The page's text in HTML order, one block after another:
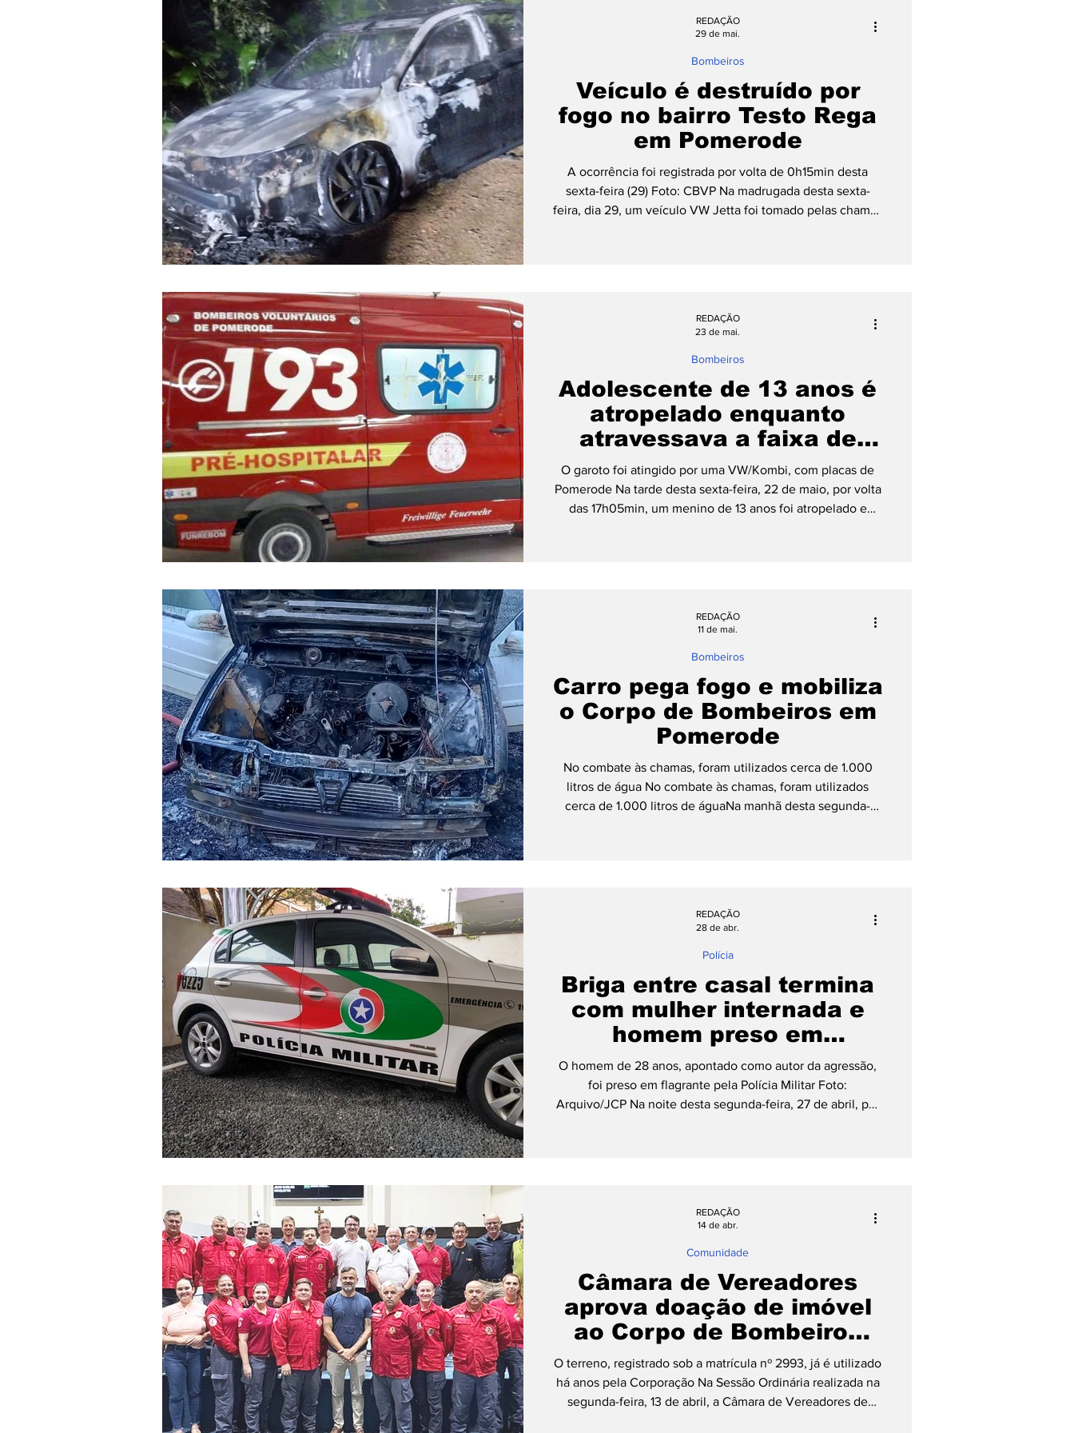
Fusion trafegava pela Rua Alex Wachholz e, ao entrar na
Veículo é destruído por
fogo no bairro Testo Rega
em Pomerode
A ocorrência foi registrada por volta de 0h15min desta
sexta-feira (29) Foto: CBVP Na madrugada desta sexta-
feira, dia 29, um veículo VW Jetta foi tomado pelas chamas
estavam fora do veículo e sem ferimentos quando os
Bombeiros
REDAÇÃO
29 de mai.
Adolescente de 13 anos é
atropelado enquanto
atravessava a faixa de
pedestres em Pomerode
O garoto foi atingido por uma VW/Kombi, com placas de
Pomerode Na tarde desta sexta-feira, 22 de maio, por volta
das 17h05min, um menino de 13 anos foi atropelado e
apresentava sinais de confusão mental, um corte
Bombeiros
REDAÇÃO
23 de mai.
Carro pega fogo e mobiliza
o Corpo de Bombeiros em
Pomerode
No combate às chamas, foram utilizados cerca de 1.000
litros de água No combate às chamas, foram utilizados
cerca de 1.000 litros de águaNa manhã desta segunda-
perceberam o início das chamas logo ao ligarem
Bombeiros
REDAÇÃO
11 de mai.
Briga entre casal termina
com mulher internada e
homem preso em
Pomerode
O homem de 28 anos, apontado como autor da agressão,
foi preso em flagrante pela Polícia Militar Foto:
Arquivo/JCP Na noite desta segunda-feira, 27 de abril, por
agrediu fisicamente, causando dores no braç
Polícia
REDAÇÃO
28 de abr.
Câmara de Vereadores
aprova doação de imóvel
ao Corpo de Bombeiros
Voluntários de Pomerode
O terreno, registrado sob a matrícula nº 2993, já é utilizado
há anos pela Corporação Na Sessão Ordinária realizada na
segunda-feira, 13 de abril, a Câmara de Vereadores de
Comunidade
REDAÇÃO
14 de abr.